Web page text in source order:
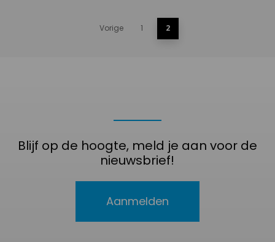
Vorige 1 2
Blijf op de hoogte, meld je aan voor de
nieuwsbrief!
Aanmelden